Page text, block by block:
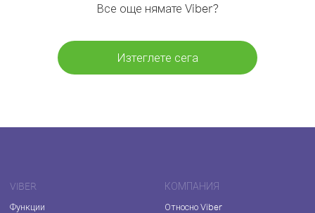
Все още нямате Viber?
Изтеглете сега
VIBER
Функции
КОМПАНИЯ
Относно Viber